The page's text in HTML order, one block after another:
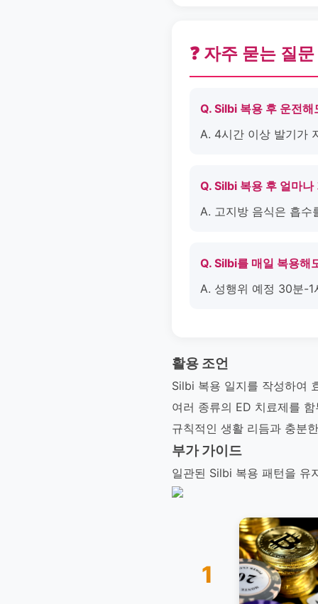
❓ 자주 묻는 질문
Q. Silbi 복용 후 운전해
A. 4시간 이상 발기가
Q. Silbi 복용 후 얼마
A. 고지방 음식은 흡수
Q. Silbi를 매일 복용해
A. 성행위 예정 30분-1
활용 조언
Silbi 복용 일지를 작성하여
여러 종류의 ED 치료제를
규칙적인 생활 리듬과 충분
부가 가이드
일관된 Silbi 복용 패턴을 유
1